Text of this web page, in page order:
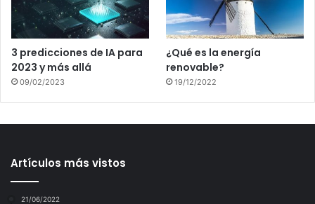
3 predicciones de IA para
2023 y más allá
09/02/2023
¿Qué es la energía
renovable?
19/12/2022
Artículos más vistos
21/06/2022